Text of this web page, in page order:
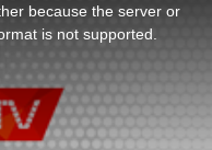
because the server or
is not supported.